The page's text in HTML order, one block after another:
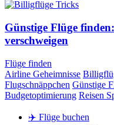
Günstige Flüge
verschweigen
Flüge finden
Airline Geheimnisse
Flugschnäppchen Günstige
Budgetoptimierung Reisen
✈️ Flüge buchen